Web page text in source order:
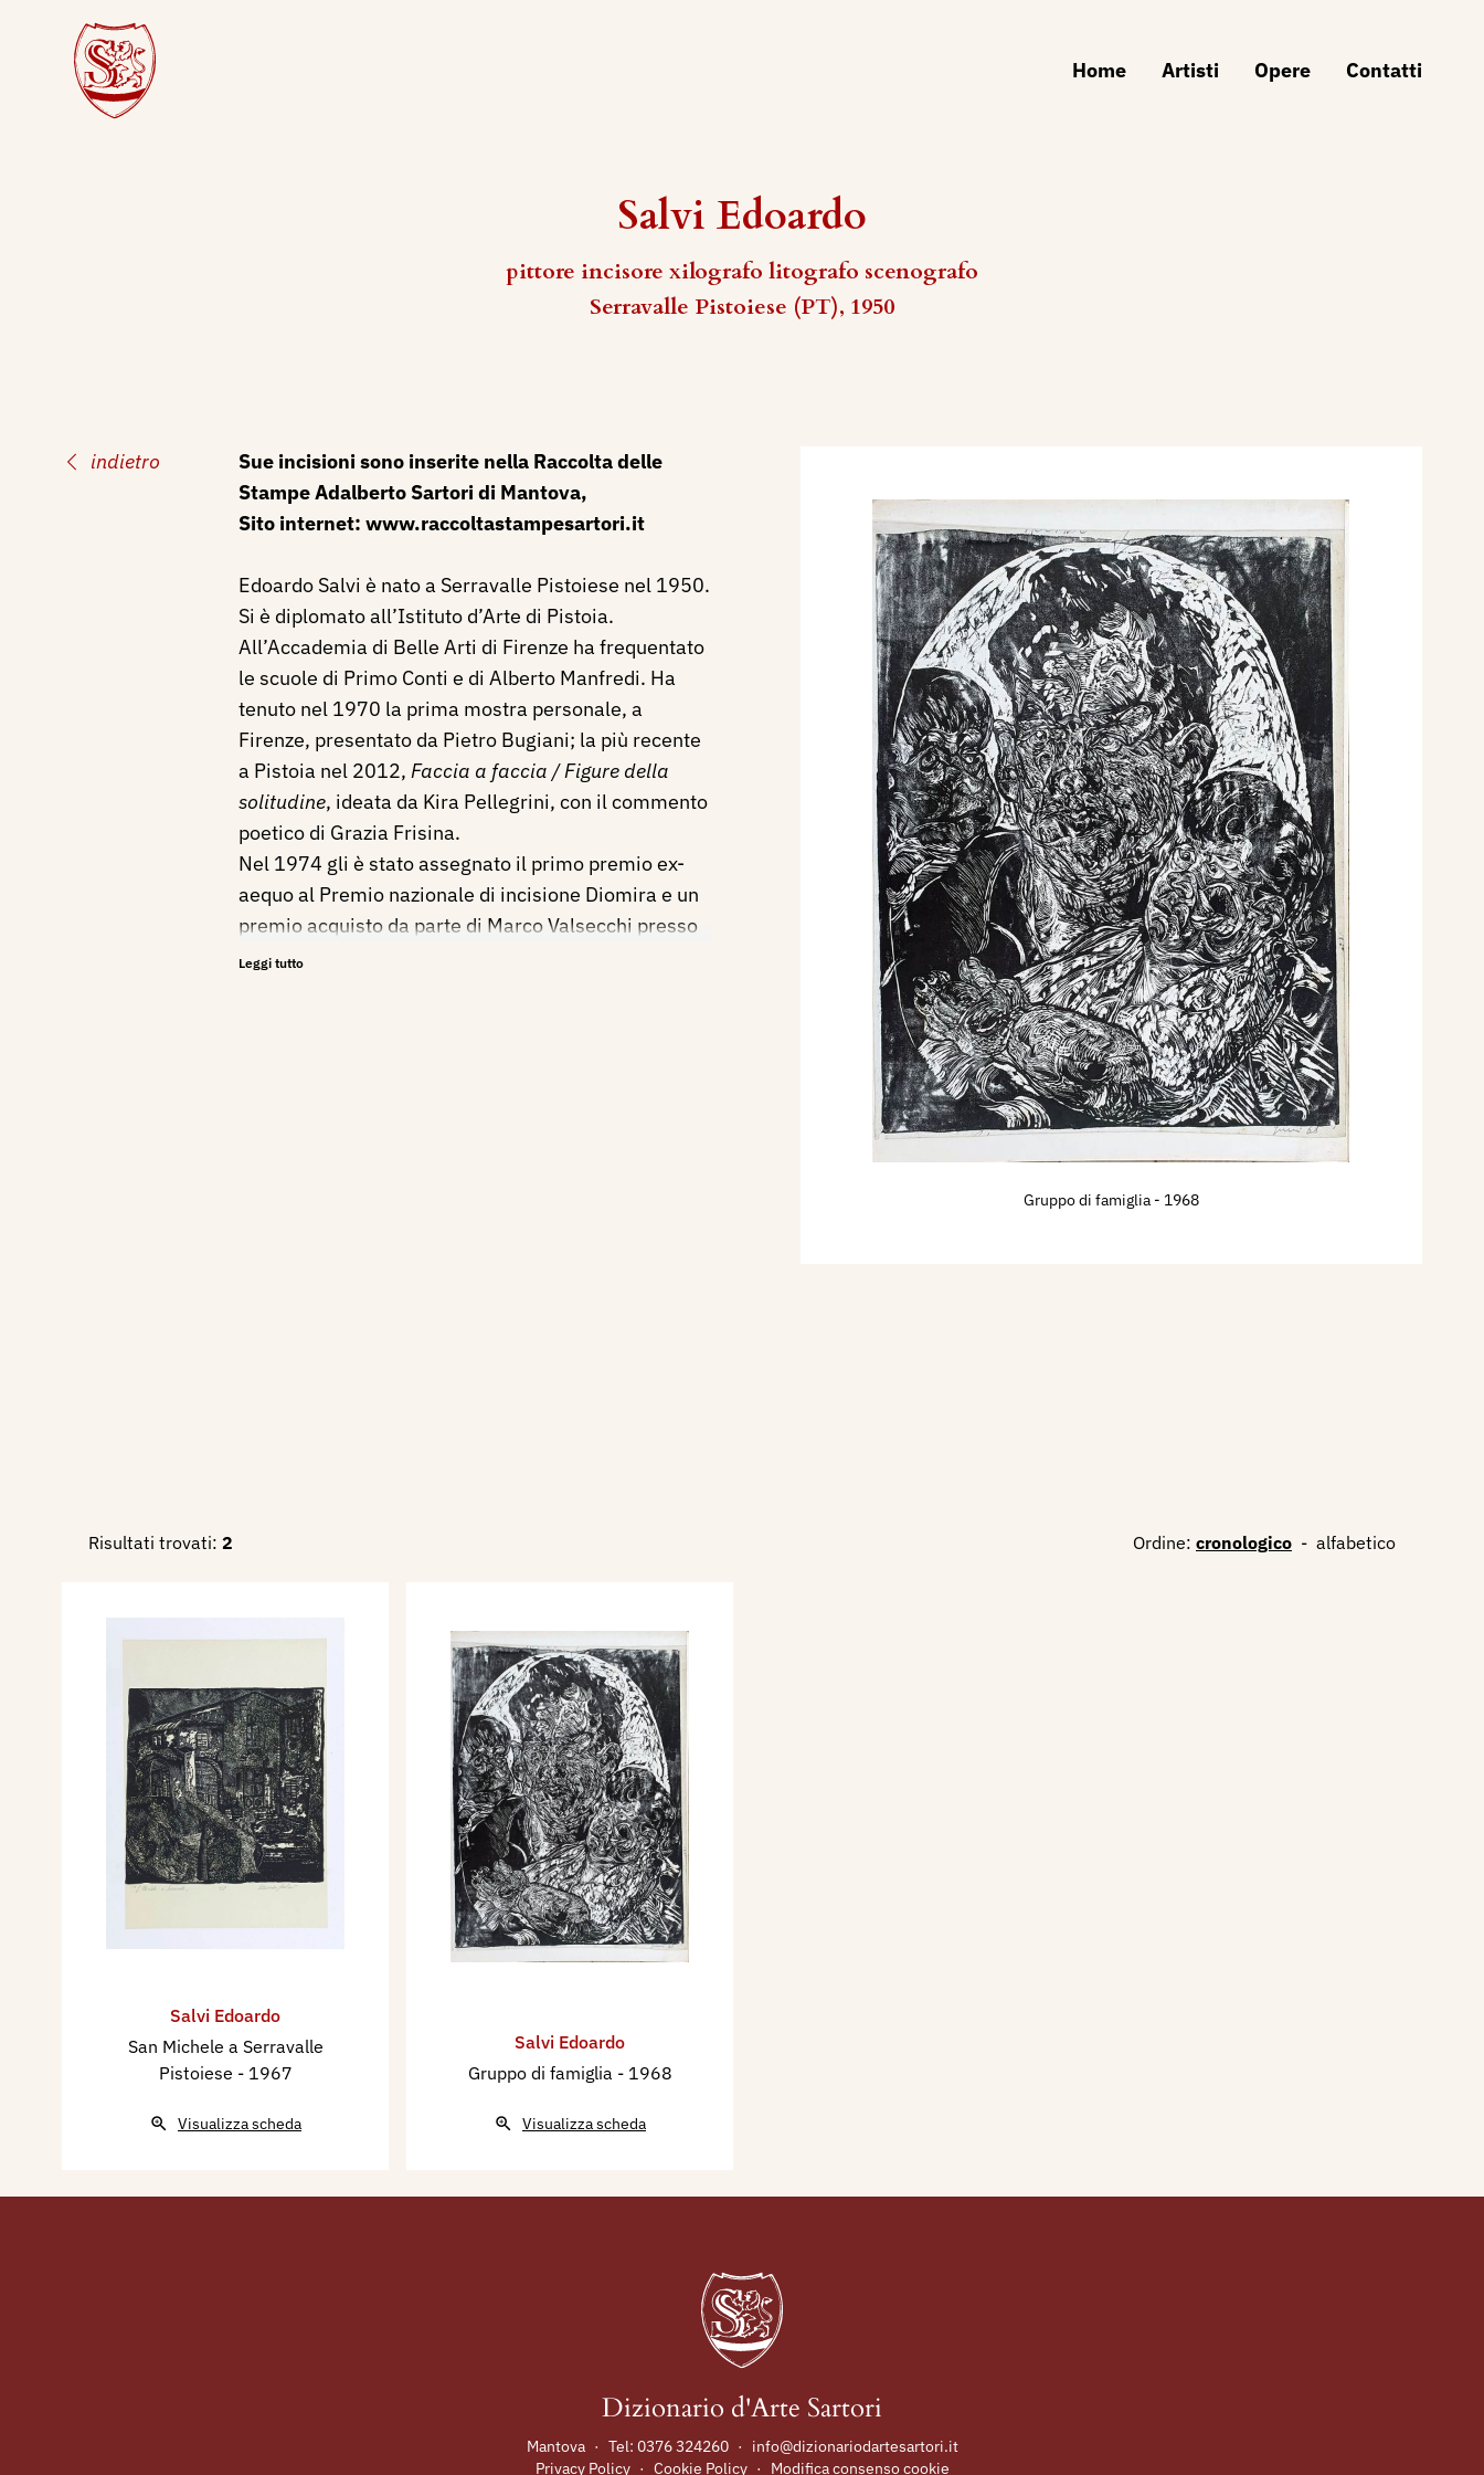
Home Artisti Opere Contatti
Salvi Edoardo
pittore incisore xilografo litografo scenografo
Serravalle Pistoiese (PT), 1950
indietro
Gruppo di famiglia - 1968
Sue incisioni sono inserite nella Raccolta delle
Stampe Adalberto Sartori di Mantova,
Sito internet: www.raccoltastampesartori.it
Edoardo Salvi è nato a Serravalle Pistoiese nel 1950.
Si è diplomato all’Istituto d’Arte di Pistoia.
All’Accademia di Belle Arti di Firenze ha frequentato
le scuole di Primo Conti e di Alberto Manfredi. Ha
tenuto nel 1970 la prima mostra personale, a
Firenze, presentato da Pietro Bugiani; la più recente
a Pistoia nel 2012, Faccia a faccia / Figure della
solitudine, ideata da Kira Pellegrini, con il commento
poetico di Grazia Frisina.
Nel 1974 gli è stato assegnato il primo premio ex-
aequo al Premio nazionale di incisione Diomira e un
premio acquisto da parte di Marco Valsecchi presso
la Galleria Gianferrari di Milano. Ha partecipato, su
Pistoia e tenuto diverse conferenze.
Le arti nel «Ferruccio»,
Quarant’anni di grafica d’arte a Pistoia,Polemiche
artistiche e letterarie nel primo Novecento pistoiese
Arte e disagio psichico
, oltre a saggi su Giovanni
Costetti, Renato Fondi, Thomas Neal, Pietro Bugiani,
Giuseppe Gai e Iorio Vivareli.
Bibliografia:
1974 - Quarta biennale internazionale della grafica
d’arte, Artisti italiani e stranieri partecipanti…,
2009 - Premio Santa Croce, quinta edizione,
dicembre, catalogo mostra, Villa Pacchiani, Santa
Croce sull’Arno, pp. 86/89.
Leggi tutto
Risultati trovati: 2 Ordine: cronologico - alfabetico
Salvi Edoardo
San Michele a Serravalle
Pistoiese - 1967
Visualizza scheda
Salvi Edoardo
Gruppo di famiglia - 1968
Visualizza scheda
Dizionario d'Arte Sartori
Mantova · Tel: 0376 324260 ·
info@dizionariodartesartori.it
Privacy Policy · Cookie Policy · Modifica consenso cookie